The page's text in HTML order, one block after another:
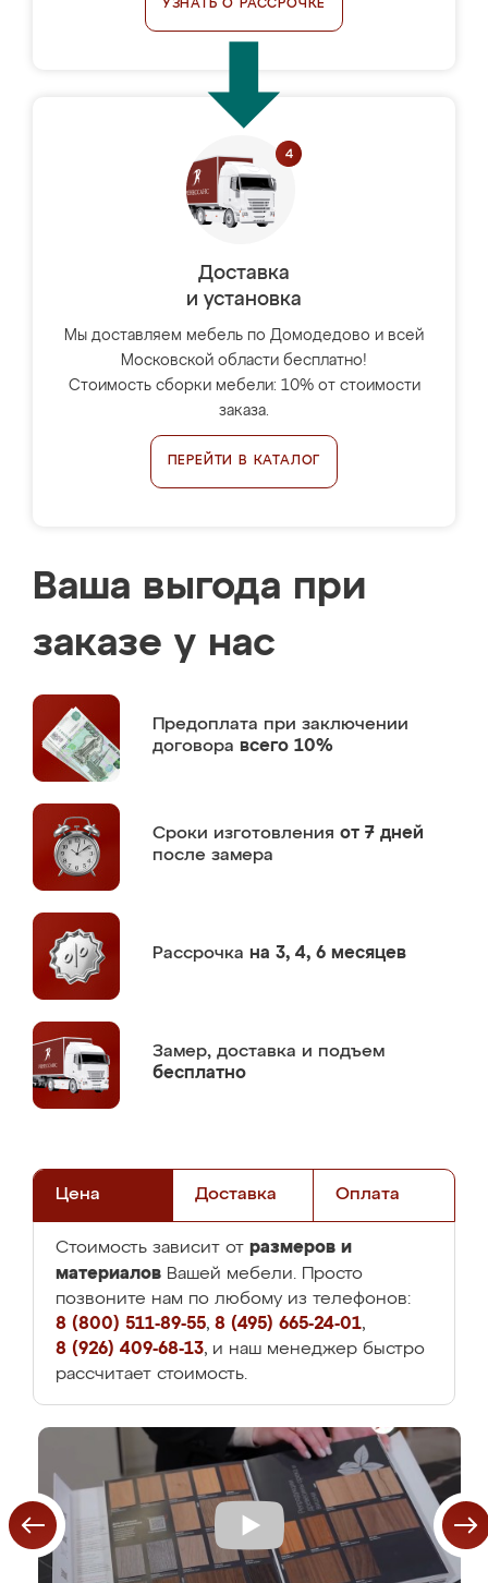
УЗНАТЬ О РАССРОЧКЕ
Доставка
и установка
Мы доставляем мебель по Домодедово и всей
Московской области бесплатно!
Стоимость сборки мебели: 10% от стоимости
заказа.
ПЕРЕЙТИ В КАТАЛОГ
Ваша выгода при
заказе у нас
Предоплата при заключении
договора всего 10%
Сроки изготовления от 7 дней
после замера
Рассрочка на 3, 4, 6 месяцев
Замер, доставка и подъем
бесплатно
Цена Доставка Оплата
Стоимость зависит от размеров и
материалов Вашей мебели. Просто
позвоните нам по любому из телефонов:
8 (800) 511-89-55, 8 (495) 665-24-01,
8 (926) 409-68-13, и наш менеджер быстро
рассчитает стоимость.